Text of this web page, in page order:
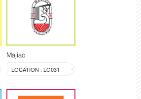
Majiao
LOCATION : LG031